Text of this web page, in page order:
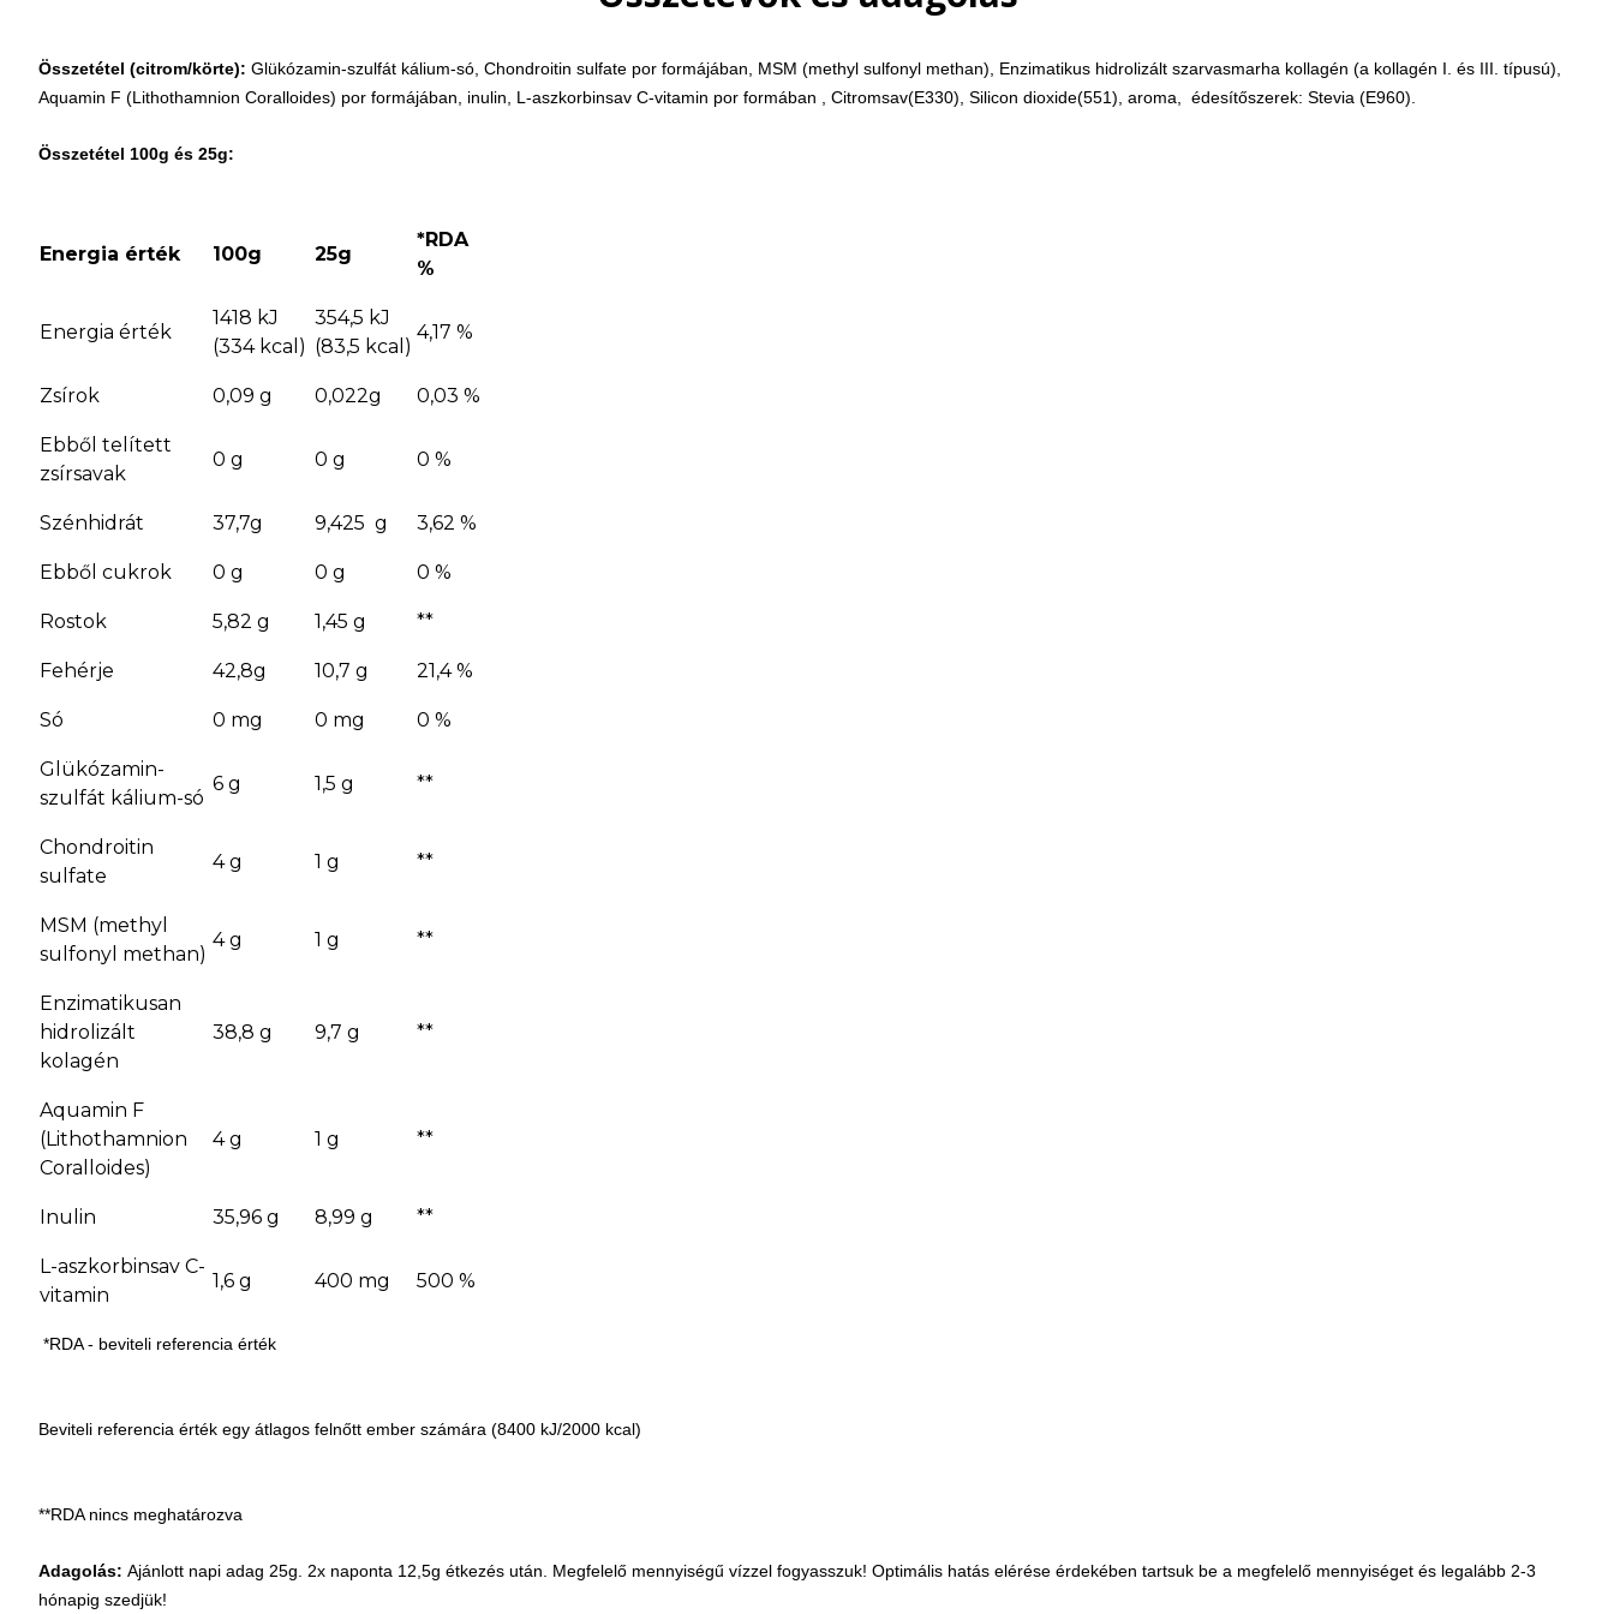
Összetétel (citrom/körte): Glükózamin-szulfát kálium-só, Chondroitin sulfate por formájában, MSM (methyl sulfonyl methan), Enzimatikus hidrolizált szarvasmarha kollagén (a kollagén I. és III. típusú)
Aquamin F (Lithothamnion Coralloides) por formájában, inulin, L-aszkorbinsav C-vitamin por formában , Citromsav(E330), Silicon dioxide(551), aroma, édesítőszerek: Stevia (E960).
Összetétel 100g és 25g:
Energia érték 100g 25g
*RDA
%
Energia érték
1418 kJ
(334 kcal)
354,5 kJ
(83,5 kcal)
4,17 %
Zsírok 0,09 g 0,022g 0,03 %
Ebből telített
zsírsavak
0 g 0 g 0 %
Szénhidrát 37,7g 9,425 g 3,62 %
Ebből cukrok 0 g 0 g 0 %
Rostok 5,82 g 1,45 g **
Fehérje 42,8g 10,7 g 21,4 %
Só 0 mg 0 mg 0 %
Glükózamin-
szulfát kálium-só
6 g 1,5 g **
Chondroitin
sulfate
4 g 1 g **
MSM (methyl
sulfonyl methan)
4 g 1 g **
Enzimatikusan
hidrolizált
kolagén
38,8 g 9,7 g **
Aquamin F
(Lithothamnion
Coralloides)
4 g 1 g **
Inulin 35,96 g 8,99 g **
L-aszkorbinsav C-
vitamin
1,6 g 400 mg 500 %
*RDA - beviteli referencia érték
Beviteli referencia érték egy átlagos felnőtt ember számára (8400 kJ/2000 kcal)
**RDA nincs meghatározva
Adagolás: Ajánlott napi adag 25g. 2x naponta 12,5g étkezés után. Megfelelő mennyiségű vízzel fogyasszuk! Optimális hatás elérése érdekében tartsuk be a megfelelő mennyiséget és legalább 2-3
hónapig szedjük!